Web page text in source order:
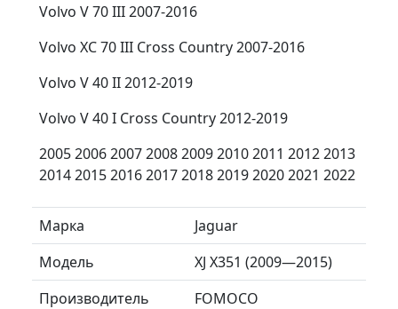
Volvo V 70 III 2007-2016
Volvo XC 70 III Cross Country 2007-2016
Volvo V 40 II 2012-2019
Volvo V 40 I Cross Country 2012-2019
2005 2006 2007 2008 2009 2010 2011 2012 2013
2014 2015 2016 2017 2018 2019 2020 2021 2022
Марка
Jaguar
Модель
XJ X351 (2009—2015)
Производитель
FOMOCO